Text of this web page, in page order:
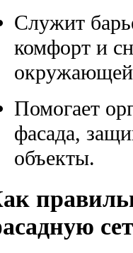
Служит
комфорт и
окружающей
Помогает
фасада,
объекты.